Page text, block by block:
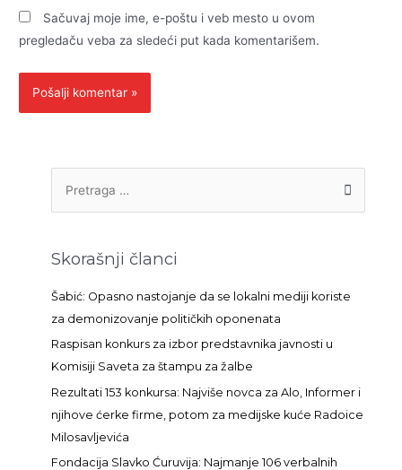
Sačuvaj moje ime, e-poštu i veb mesto u ovom
pregledaču veba za sledeći put kada komentarišem.
r
a
Skorašnji članci
Šabić: Opasno nastojanje da se lokalni mediji koriste
za demonizovanje političkih oponenata
Raspisan konkurs za izbor predstavnika javnosti u
Komisiji Saveta za štampu za žalbe
Rezultati 153 konkursa: Najviše novca za Alo, Informer i
njihove ćerke firme, potom za medijske kuće Radoice
Milosavljevića
Fondacija Slavko Ćuruvija: Najmanje 106 verbalnih